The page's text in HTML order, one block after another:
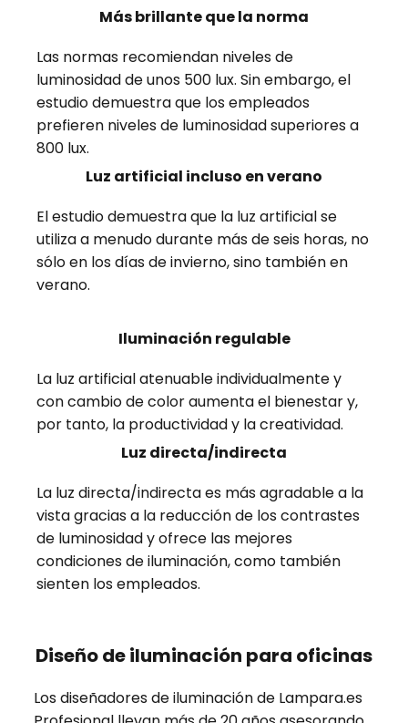
Más brillante que la norma
Las normas recomiendan niveles de
luminosidad de unos 500 lux. Sin embargo, el
estudio demuestra que los empleados
prefieren niveles de luminosidad superiores a
800 lux.
Luz artificial incluso en verano
El estudio demuestra que la luz artificial se
utiliza a menudo durante más de seis horas, no
sólo en los días de invierno, sino también en
verano.
Iluminación regulable
La luz artificial atenuable individualmente y
con cambio de color aumenta el bienestar y,
por tanto, la productividad y la creatividad.
Luz directa/indirecta
La luz directa/indirecta es más agradable a la
vista gracias a la reducción de los contrastes
de luminosidad y ofrece las mejores
condiciones de iluminación, como también
sienten los empleados.
Diseño de iluminación para oficinas
Los diseñadores de iluminación de Lampara.es